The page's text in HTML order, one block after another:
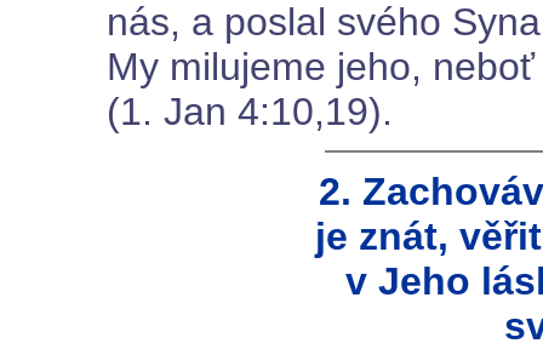
nás, a poslal svého
My milujeme jeho,
(1. Jan 4:10,19).
2.
je znát,
v Jeho